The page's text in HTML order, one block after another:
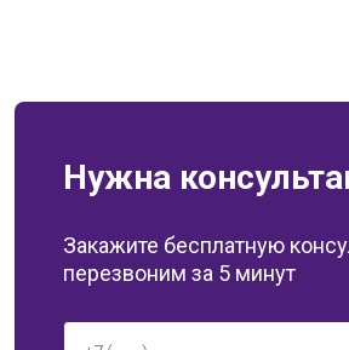
Нужна
Закажите бесплатную
перезвоним за 5 минут